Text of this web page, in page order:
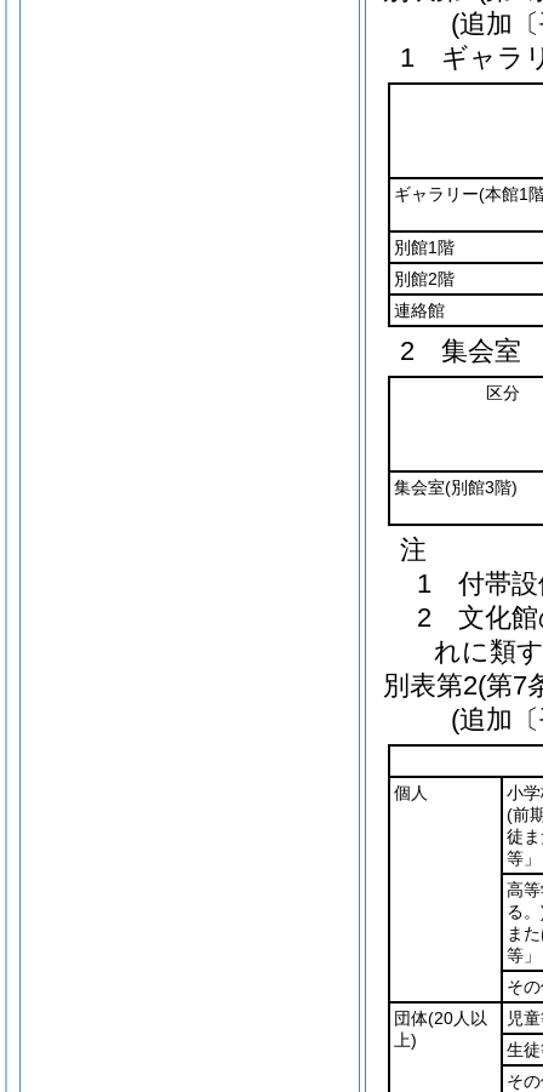
(追加
1 ギャラ
ギャラリー(本館1
別館1階
別館2階
連絡館
2 集会室
区分
集会室(別館3階)
注
1 付帯設
2 文化館
れに類
別表第2(第7
(追加
個人
小
(前
徒
等
高
る
ま
等
そ
団体(20人以
上)
児
生
そ